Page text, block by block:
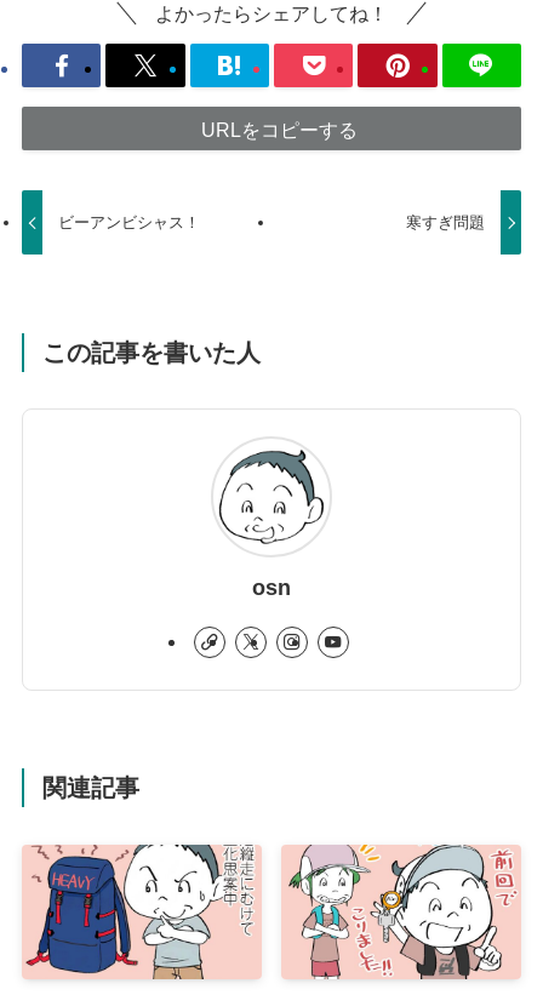
よかったらシェアしてね！
URLをコピーする
ビーアンビシャス！ 寒すぎ問題
この記事を書いた人
osn
関連記事